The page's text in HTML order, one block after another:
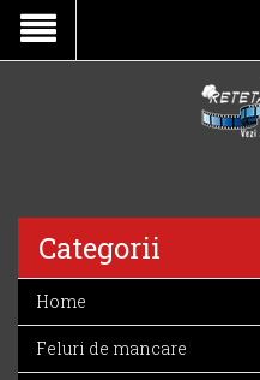
Categorii
Home
Feluri de mancare